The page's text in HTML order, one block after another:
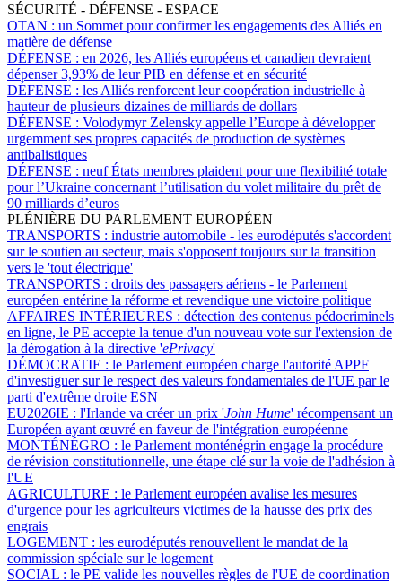
SÉCURITÉ - DÉFENSE - ESPACE
OTAN : un Sommet pour confirmer les engagements des Alliés en
matière de défense
DÉFENSE : en 2026, les Alliés européens et canadien devraient
dépenser 3,93% de leur PIB en défense et en sécurité
DÉFENSE : les Alliés renforcent leur coopération industrielle à
hauteur de plusieurs dizaines de milliards de dollars
DÉFENSE : Volodymyr Zelensky appelle l’Europe à développer
urgemment ses propres capacités de production de systèmes
antibalistiques
DÉFENSE : neuf États membres plaident pour une flexibilité totale
pour l’Ukraine concernant l’utilisation du volet militaire du prêt de
90 milliards d’euros
PLÉNIÈRE DU PARLEMENT EUROPÉEN
TRANSPORTS : industrie automobile - les eurodéputés s'accordent
sur le soutien au secteur, mais s'opposent toujours sur la transition
vers le 'tout électrique'
TRANSPORTS : droits des passagers aériens - le Parlement
européen entérine la réforme et revendique une victoire politique
AFFAIRES INTÉRIEURES : détection des contenus pédocriminels
en ligne, le PE accepte la tenue d'un nouveau vote sur l'extension de
la dérogation à la directive 'ePrivacy'
DÉMOCRATIE : le Parlement européen charge l'autorité APPF
d'investiguer sur le respect des valeurs fondamentales de l'UE par le
parti d'extrême droite ESN
EU2026IE : l'Irlande va créer un prix 'John Hume' récompensant un
Européen ayant œuvré en faveur de l'intégration européenne
MONTÉNÉGRO : le Parlement monténégrin engage la procédure
de révision constitutionnelle, une étape clé sur la voie de l'adhésion à
l'UE
AGRICULTURE : le Parlement européen avalise les mesures
d'urgence pour les agriculteurs victimes de la hausse des prix des
engrais
LOGEMENT : les eurodéputés renouvellent le mandat de la
commission spéciale sur le logement
SOCIAL : le PE valide les nouvelles règles de l'UE de coordination